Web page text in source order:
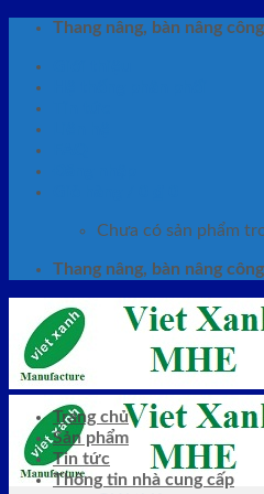
Skip
content
Thang nâng, bàn nâng
Chưa có sản phẩm
Thang nâng, bàn nâng
Trang chủ
Sản phẩm
Tin tức
Thông tin nhà cung cấp